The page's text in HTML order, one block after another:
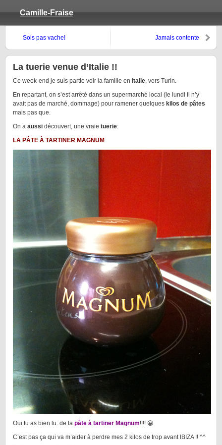
Camille-Fraise
Sois pas vache! Jamais contente
La tuerie venue d’Italie !!
Ce week-end je suis partie voir la famille en Italie, vers Turin.
En repartant, on s’est arrêté dans un supermarché local (le lundi il n’y
avait pas de marché, dommage) pour ramener quelques kilos de pâtes
mais pas que.
On a aussi découvert, une vraie tuerie:
LA PÂTE À TARTINER MAGNUM
Oui tu as bien lu: de la pâte à tartiner Magnum!!!! 😀
C’est pas ça qui va m’aider à perdre mes 2 kilos de trop avant IBIZA !! ^^